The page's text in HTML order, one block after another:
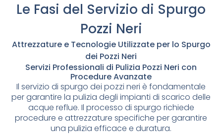
Le Fasi del Servizio di Spurgo
Pozzi Neri
Attrezzature e Tecnologie Utilizzate per lo Spurgo
dei Pozzi Neri
Servizi Professionali di Pulizia Pozzi Neri con
Procedure Avanzate
Il servizio di spurgo dei pozzi neri è fondamentale
per garantire la pulizia degli impianti di scarico delle
acque reflue. Il processo di spurgo richiede
procedure e attrezzature specifiche per garantire
una pulizia efficace e duratura.